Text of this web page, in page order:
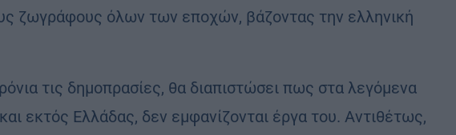
ζωγράφους όλων των εποχών, βάζοντας την ελληνική
τις δημοπρασίες, θα διαπιστώσει πως στα λεγόμενα
εκτός Ελλάδας, δεν εμφανίζονται έργα του. Αντιθέτως,